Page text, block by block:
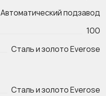
Автоматический подзавод
100
Сталь и золото Everose
Сталь и золото Everose